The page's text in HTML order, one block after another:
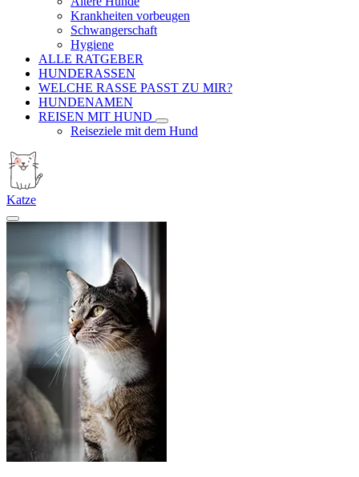
Krankheiten vorbeugen
Schwangerschaft
Hygiene
ALLE RATGEBER
HUNDERASSEN
WELCHE RASSE PASST ZU MIR?
HUNDENAMEN
REISEN MIT HUND
Reiseziele mit dem Hund
Katze